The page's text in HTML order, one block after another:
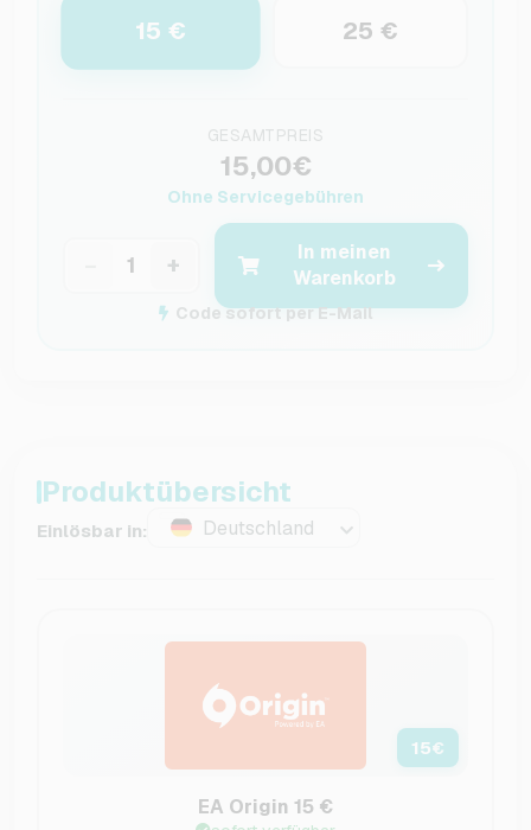
15 € 25 €
GESAMTPREIS
15,00€
Ohne Servicegebühren
+
In meinen
Warenkorb
Code sofort per E-Mail
Produktübersicht
Einlösbar in: Deutschland
15€
EA Origin 15 €